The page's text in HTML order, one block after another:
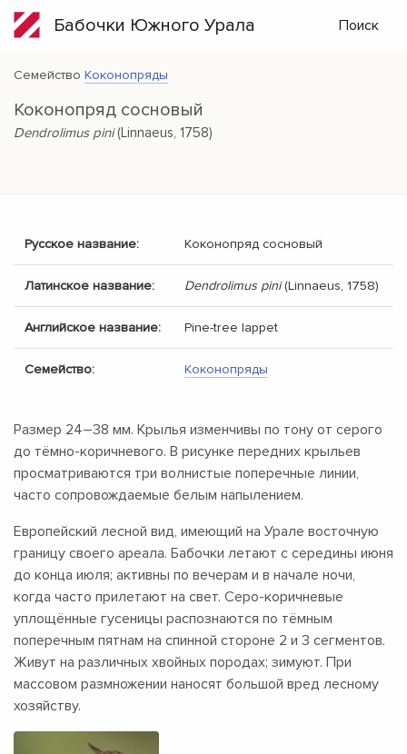
Бабочки Южного Урала Поиск
Семейство Коконопряды
Коконопряд сосновый
Dendrolimus pini(Linnaeus, 1758)
Русское название: Коконопряд сосновый
Латинское название: Dendrolimus pini(Linnaeus, 1758)
Английское название: Pine-tree lappet
Семейство: Коконопряды
Размер 24–38 мм. Крылья изменчивы по тону от серого
до тёмно-коричневого. В рисунке передних крыльев
просматриваются три волнистые поперечные линии,
часто сопровождаемые белым напылением.
Европейский лесной вид, имеющий на Урале восточную
границу своего ареала. Бабочки летают с середины июня
до конца июля; активны по вечерам и в начале ночи,
когда часто прилетают на свет. Серо-коричневые
уплощённые гусеницы распознаются по тёмным
поперечным пятнам на спинной стороне 2 и 3 сегментов.
Живут на различных хвойных породах; зимуют. При
массовом размножении наносят большой вред лесному
хозяйству.